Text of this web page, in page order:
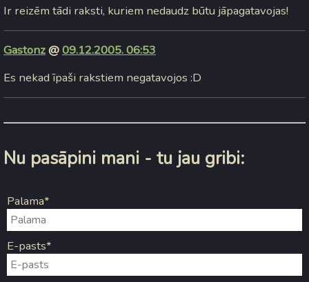
Ir reizēm tādi raksti, kuriem nedaudz būtu jāpagatavojas!
Gastonz@09.12.2005. 06:53
Es nekad īpaši rakstiem negatavojos :D
Nu pasāpini mani - tu jau gribi:
Palama*
E-pasts*